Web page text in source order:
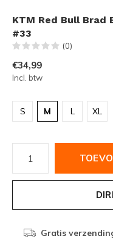
KTM Red Bull Brad
#33
(0)
€34,99
Incl. btw
S M L XL
Gratis